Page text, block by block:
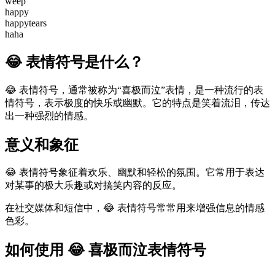
happy
happytears
haha
😂 表情符号是什么？
😂 表情符号，通常被称为“喜极而泣”表情，是一种流行的表
情符号，表示极度的快乐或幽默。它的特点是笑着流泪，传达
出一种强烈的情感。
意义和象征
😂 表情符号象征着欢乐、幽默和轻松的氛围。它常用于表达
对某事的极大乐趣或对搞笑内容的反应。
在社交媒体和短信中，😂 表情符号常常用来增强信息的情感
色彩。
如何使用 😂 喜极而泣表情符号